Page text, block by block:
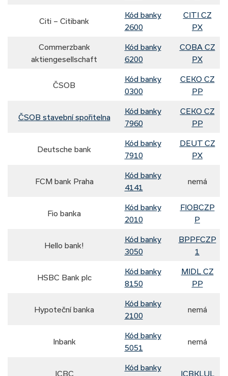
Citi – Citibank
Kód banky
2600
CITI CZ
PX
Commerzbank
aktiengesellschaft
Kód banky
6200
COBA CZ
PX
ČSOB
Kód banky
0300
CEKO CZ
PP
ČSOB stavební spořitelna
Kód banky
7960
CEKO CZ
PP
Deutsche bank
Kód banky
7910
DEUT CZ
PX
FCM bank Praha
Kód banky
4141
nemá
Fio banka
Kód banky
2010
FIOBCZP
P
Hello bank!
Kód banky
3050
BPPFCZP
1
HSBC Bank plc
Kód banky
8150
MIDL CZ
PP
Hypoteční banka
Kód banky
2100
nemá
Inbank
Kód banky
5051
nemá
ICBC
Kód banky
ICBKLUL